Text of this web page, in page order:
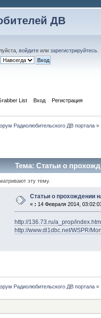
ДВ
войдите или зарегистрируйтесь
List Вход Регистрация
Радиолюбительского ДВ портала»
Тема: Статьи о
эту тему.
Статьи о прохождении
« : 14 Февраля 2014,
http://136.73.ru/a_prop/index.htm
http://www.dl1dbc.net/WSPR/
Радиолюбительского ДВ портала»